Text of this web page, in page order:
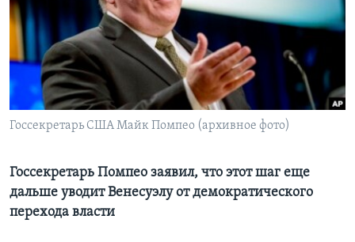
Learning English
СОЦИАЛЬНЫЕ СЕТИ
Госсекретарь США Майк Помпео (архивное фото)
Госсекретарь Помпео заявил, что этот шаг еще
дальше уводит Венесуэлу от демократического
перехода власти